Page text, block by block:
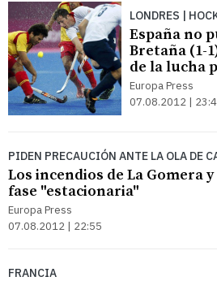
LONDRES |
España no
Bretaña (1-
de la lucha
Europa Press
07.08.2012 |
PIDEN PRECAUCIÓN ANTE LA OLA DE
Los incendios de La Gomera
fase "estacionaria"
Europa Press
07.08.2012 | 22:55
FRANCIA